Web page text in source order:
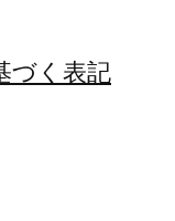
づく表記